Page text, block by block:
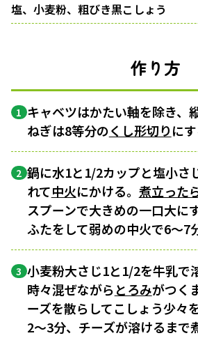
塩、小麦粉、粗びき黒こしょう
作り方
1 キャベツはかたい軸を除き、
ねぎは8等分のくし形切りにす
2 鍋に水1と1/2カップと塩小さ
れて中火にかける。 煮立った
スプーンで大きめの一口大に
ふたをして弱めの中火で6～7
3 小麦粉大さじ1と1/2を牛乳で
時々混ぜながらとろみがつく
ーズを散らしてこしょう少々
2～3分、チーズが溶けるまで